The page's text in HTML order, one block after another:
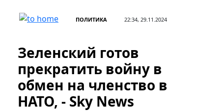
ПОЛИТИКА 22:34, 29.11.2024
Зеленский готов
прекратить войну в
обмен на членство в
НАТО, - Sky News